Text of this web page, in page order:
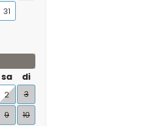
31
sa di
2
3
9
10